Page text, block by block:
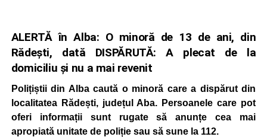
ALERTĂ în Alba: O minoră de 13 de ani, din
Rădești, dată DISPĂRUTĂ: A plecat de la
domiciliu și nu a mai revenit
Polițiștii din Alba caută o minoră care a dispărut din
localitatea Rădești, județul Aba. Persoanele care pot
oferi informații sunt rugate să anunțe cea mai
apropiată unitate de poliție sau să sune la 112.